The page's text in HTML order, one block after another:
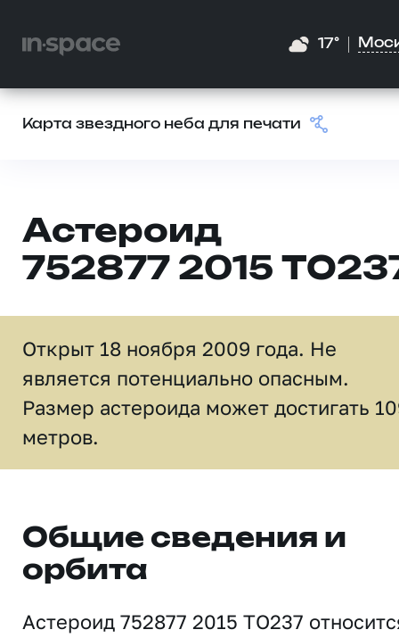
17°
Карта звездного неба для печати
Астероид
752877 2015
Открыт 18 ноября 2009 года. Не
является потенциально опасным.
Размер астероида может достигать
метров.
Общие сведения и
орбита
Астероид 752877 2015 TO237